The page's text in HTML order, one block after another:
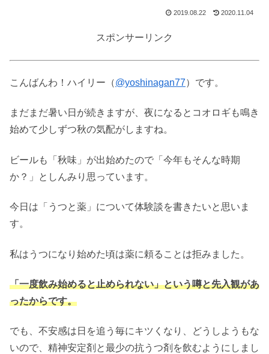
2019.08.22 2020.11.04
スポンサーリンク
こんばんわ！ハイリー（@yoshinagan77）です。
まだまだ暑い日が続きますが、夜になるとコオロギも鳴き
始めて少しずつ秋の気配がしますね。
ビールも「秋味」が出始めたので「今年もそんな時期
か？」としんみり思っています。
今日は「うつと薬」について体験談を書きたいと思いま
す。
私はうつになり始めた頃は薬に頼ることは拒みました。
「一度飲み始めると止められない」という噂と先入観があ
ったからです。
でも、不安感は日を追う毎にキツくなり、どうしようもな
いので、精神安定剤と最少の抗うつ剤を飲むようにしまし